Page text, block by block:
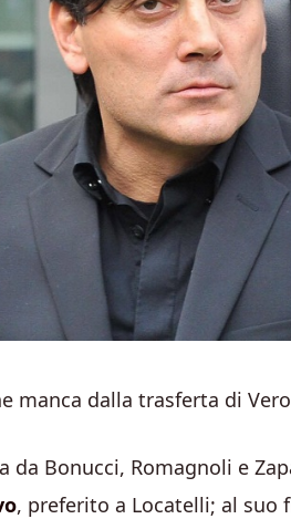
manca dalla trasferta di
da Bonucci, Romagnoli e
, preferito a Locatelli; al suo